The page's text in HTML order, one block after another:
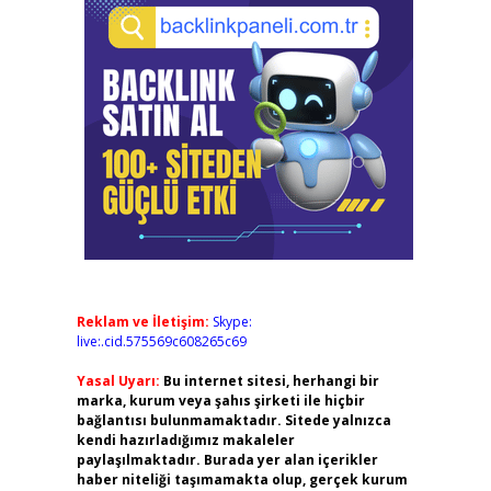
Reklam ve İletişim: Skype:
live:.cid.575569c608265c69
Yasal Uyarı: Bu internet sitesi, herhangi bir
marka, kurum veya şahıs şirketi ile hiçbir
bağlantısı bulunmamaktadır. Sitede yalnızca
kendi hazırladığımız makaleler
paylaşılmaktadır. Burada yer alan içerikler
haber niteliği taşımamakta olup, gerçek kurum